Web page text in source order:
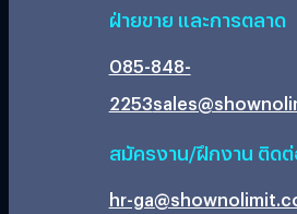
ฝ่ายขาย และการตลาด
085-848-
2253
สมัครงาน/ฝึกงาน ติด
hr-